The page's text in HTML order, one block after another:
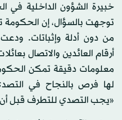
خبيرة الشؤون الداخلية في
توجهت بالسؤال، إن
من دون أدلة وإثباتات.
أرقام العائدين والاتصال
معلومات دقيقة تمكن
لها فرص بالنجاح في
«يجب التصدي للتطرف قبل أن